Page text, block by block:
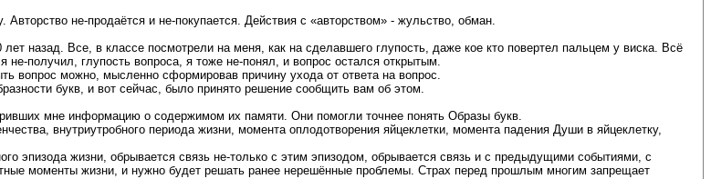
не-продаётся и не-покупается. Действия с «авторством» - жульство, обман.
назад. Все, в классе посмотрели на меня, как на сделавшего глупость, даже кое кто повертел пальцем у виска. Всё
получил, глупость вопроса, я тоже не-понял, и вопрос остался открытым.
вопрос можно, мысленно сформировав причину ухода от ответа на вопрос.
букв, и вот сейчас, было принято решение сообщить вам об этом.
мне информацию о содержимом их памяти. Они помогли точнее понять Образы букв.
внутриутробного периода жизни, момента оплодотворения яйцеклетки, момента падения Души в яйцеклетку,
эпизода жизни, обрывается связь не-только с этим эпизодом, обрывается связь и с предыдущими событиями, с
моменты жизни, и нужно будет решать ранее нерешённые проблемы. Страх перед прошлым многим запрещает